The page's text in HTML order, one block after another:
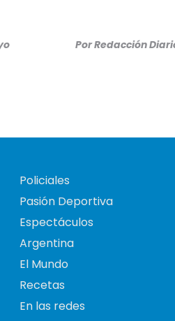
PorRedacción
Policiales
Pasión Deportiva
Espectáculos
Argentina
El Mundo
Recetas
En las redes